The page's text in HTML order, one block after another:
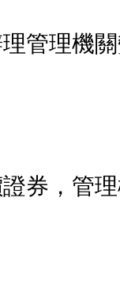
管理機
，管理